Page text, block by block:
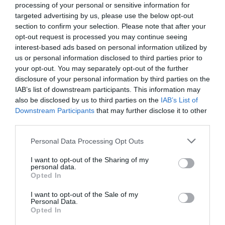
processing of your personal or sensitive information for
targeted advertising by us, please use the below opt-out
section to confirm your selection. Please note that after your
opt-out request is processed you may continue seeing
interest-based ads based on personal information utilized by
us or personal information disclosed to third parties prior to
your opt-out. You may separately opt-out of the further
disclosure of your personal information by third parties on the
IAB’s list of downstream participants. This information may
also be disclosed by us to third parties on the IAB’s List of
Downstream Participants that may further disclose it to other
Personal Data Processing Opt Outs
I want to opt-out of the Sharing of my
personal data.
Opted In
I want to opt-out of the Sale of my
Personal Data.
Opted In
persoane beneficiare de venit minim garantat.
Românul, tot negustor
Mălai la un leu kilogramul şi făină cu doar un leu şi
jumătate. Minunea se petrece chiar la uşa Centrului
Social Nectarie din sectorul 6 al Capitalei, iar
comercianţii de ocazie sunt chiar beneficiarii
O femeia are de vânzare trei baxuri a câte 10
kilograme de făină. Chiar dacă i se oferă un preţ
foarte mic, acceptă fără să clipească. „Nici nu-i bună
făina. Eu şi-aşa nu mănânc decât făină neagră,
graham, secară. Mai mult mă încurcă făina asta